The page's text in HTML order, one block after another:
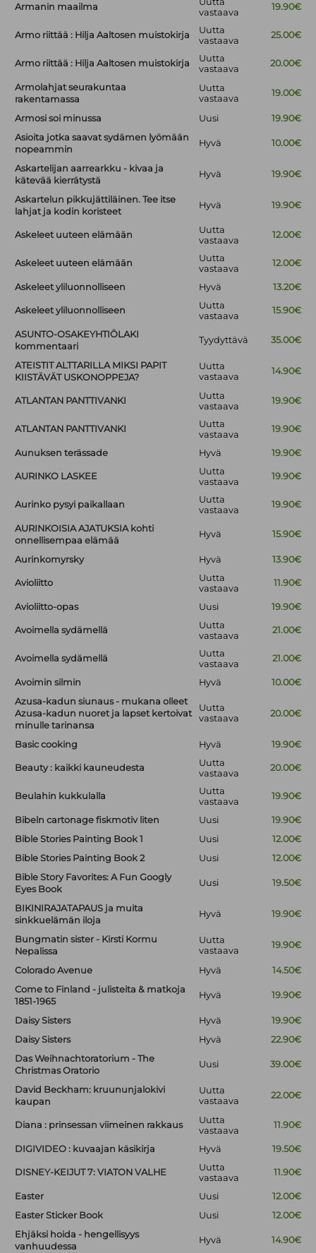
Armanin maailma
vastaava
19.90€
Armo riittää : Hilja Aaltosen muistokirja
Uutta
vastaava
25.00€
Armo riittää : Hilja Aaltosen muistokirja
Uutta
vastaava
20.00€
Armolahjat seurakuntaa
rakentamassa
Uutta
vastaava
19.00€
Armosi soi minussa Uusi
19.90€
Asioita jotka saavat sydämen lyömään
nopeammin
Hyvä 10.00€
Askartelijan aarrearkku - kivaa ja
kätevää kierrätystä
Hyvä 19.90€
Askartelun pikkujättiläinen. Tee itse
lahjat ja kodin koristeet
Hyvä 19.90€
Askeleet uuteen elämään
Uutta
vastaava
12.00€
Askeleet uuteen elämään
Uutta
vastaava
12.00€
Askeleet yliluonnolliseen Hyvä 13.20€
Askeleet yliluonnolliseen
Uutta
vastaava
15.90€
ASUNTO-OSAKEYHTIÖLAKI
kommentaari
Tyydyttävä 35.00€
ATEISTIT ALTTARILLA MIKSI PAPIT
KIISTÄVÄT USKONOPPEJA?
Uutta
vastaava
14.90€
ATLANTAN PANTTIVANKI
Uutta
vastaava
19.90€
ATLANTAN PANTTIVANKI
Uutta
vastaava
19.90€
Aunuksen terässade Hyvä 19.90€
AURINKO LASKEE
Uutta
vastaava
19.90€
Aurinko pysyi paikallaan
Uutta
vastaava
19.90€
AURINKOISIA AJATUKSIA kohti
onnellisempaa elämää
Hyvä 15.90€
Aurinkomyrsky Hyvä 13.90€
Avioliitto
Uutta
vastaava
11.90€
Avioliitto-opas Uusi 19.90€
Avoimella sydämellä
Uutta
vastaava
21.00€
Avoimella sydämellä
Uutta
vastaava
21.00€
Avoimin silmin Hyvä
10.00€
Azusa-kadun siunaus - mukana olleet
Azusa-kadun nuoret ja lapset kertoivat
minulle tarinansa
Uutta
vastaava
20.00€
Basic cooking Hyvä 19.90€
Beauty : kaikki kauneudesta
Uutta
vastaava
20.00€
Beulahin kukkulalla
Uutta
vastaava
19.90€
Bibeln cartonage fiskmotiv liten Uusi
19.90€
Bible Stories Painting Book 1
Uusi
12.00€
Bible Stories Painting Book 2
Uusi
12.00€
Bible Story Favorites: A Fun Googly
Eyes Book
Uusi 19.50€
BIKINIRAJATAPAUS ja muita
sinkkuelämän iloja
Hyvä 19.90€
Bungmatin sister - Kirsti Kormu
Nepalissa
Uutta
vastaava
19.90€
Colorado Avenue Hyvä
14.50€
Come to Finland - julisteita & matkoja
1851-1965
Hyvä 19.90€
Daisy Sisters Hyvä
19.90€
Daisy Sisters
Hyvä
22.90€
Das Weihnachtoratorium - The
Christmas Oratorio
Uusi 39.00€
David Beckham: kruununjalokivi
kaupan
Uutta
vastaava
22.00€
Diana : prinsessan viimeinen rakkaus
Uutta
vastaava
11.90€
DIGIVIDEO : kuvaajan käsikirja Hyvä 19.50€
DISNEY-KEIJUT 7: VIATON VALHE
Uutta
vastaava
11.90€
Easter Uusi
12.00€
Easter Sticker Book
Uusi
12.00€
Ehjäksi hoida - hengellisyys
vanhuudessa
Hyvä 14.90€